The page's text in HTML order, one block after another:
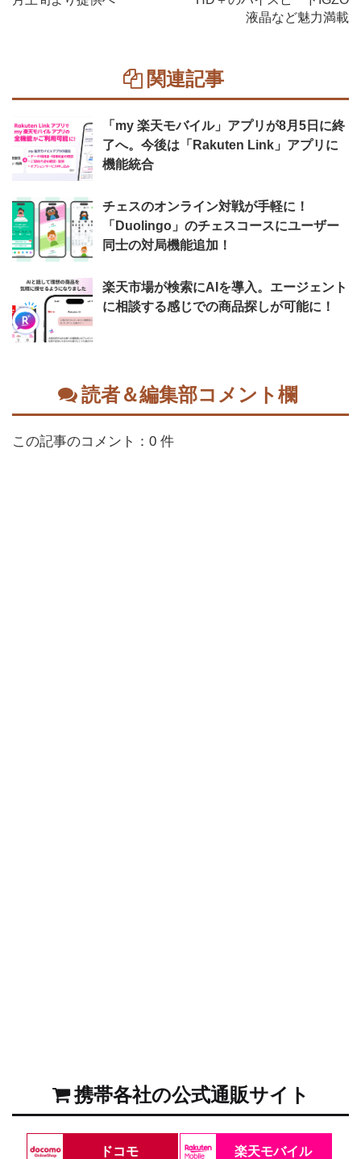
液晶など魅力満載
関連記事
「my 楽天モバイル」アプリが8月5日に終
了へ。今後は「Rakuten Link」アプリに
機能統合
チェスのオンライン対戦が手軽に！
「Duolingo」のチェスコースにユーザー
同士の対局機能追加！
楽天市場が検索にAIを導入。エージェント
に相談する感じでの商品探しが可能に！
読者＆編集部コメント欄
この記事のコメント：0 件
携帯各社の公式通販サイト
ドコモ 楽天モバイル